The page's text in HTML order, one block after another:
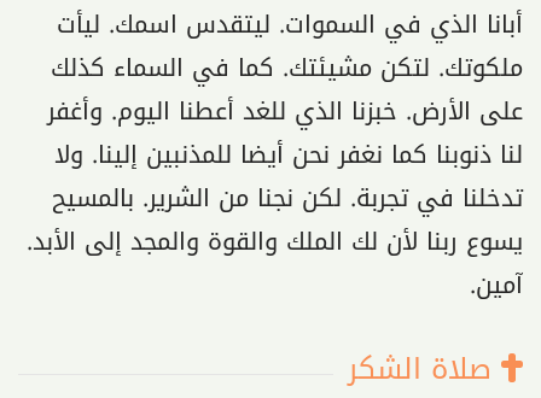
أبانا الذي في السموات. ليتقدس اسمك. ليأت
ملكوتك. لتكن مشيئتك. كما في السماء كذلك
على الأرض. خبزنا الذي للغد أعطنا اليوم. وأغفر
لنا ذنوبنا كما نغفر نحن أيضا للمذنبين إلينا. ولا
تدخلنا في تجربة. لكن نجنا من الشرير. بالمسيح
يسوع ربنا لأن لك الملك والقوة والمجد إلى الأبد.
آمين.
صلاة الشكر